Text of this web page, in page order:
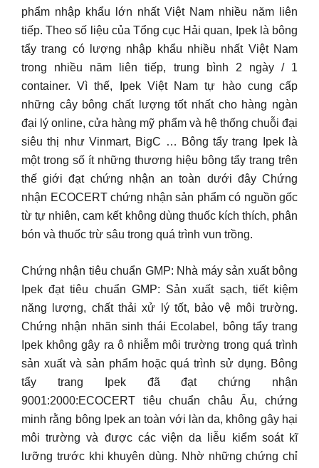
phẩm nhập khẩu lớn nhất Việt Nam nhiều năm liên
tiếp. Theo số liệu của Tổng cục Hải quan, Ipek là bông
tẩy trang có lượng nhập khẩu nhiều nhất Việt Nam
trong nhiều năm liên tiếp, trung bình 2 ngày / 1
container. Vì thế, Ipek Việt Nam tự hào cung cấp
những cây bông chất lượng tốt nhất cho hàng ngàn
đại lý online, cửa hàng mỹ phẩm và hệ thống chuỗi đại
siêu thị như Vinmart, BigC … Bông tẩy trang Ipek là
một trong số ít những thương hiệu bông tẩy trang trên
thế giới đạt chứng nhận an toàn dưới đây Chứng
nhận ECOCERT chứng nhận sản phẩm có nguồn gốc
từ tự nhiên, cam kết không dùng thuốc kích thích, phân
bón và thuốc trừ sâu trong quá trình vun trồng.
Chứng nhận tiêu chuẩn GMP: Nhà máy sản xuất bông
Ipek đạt tiêu chuẩn GMP: Sản xuất sạch, tiết kiệm
năng lượng, chất thải xử lý tốt, bảo vệ môi trường.
Chứng nhận nhãn sinh thái Ecolabel, bông tẩy trang
Ipek không gây ra ô nhiễm môi trường trong quá trình
sản xuất và sản phẩm hoặc quá trình sử dụng. Bông
tẩy trang Ipek đã đạt chứng nhận
9001:2000:ECOCERT tiêu chuẩn châu Âu, chứng
minh rằng bông Ipek an toàn với làn da, không gây hại
môi trường và được các viện da liễu kiểm soát kĩ
lưỡng trước khi khuyên dùng. Nhờ những chứng chỉ